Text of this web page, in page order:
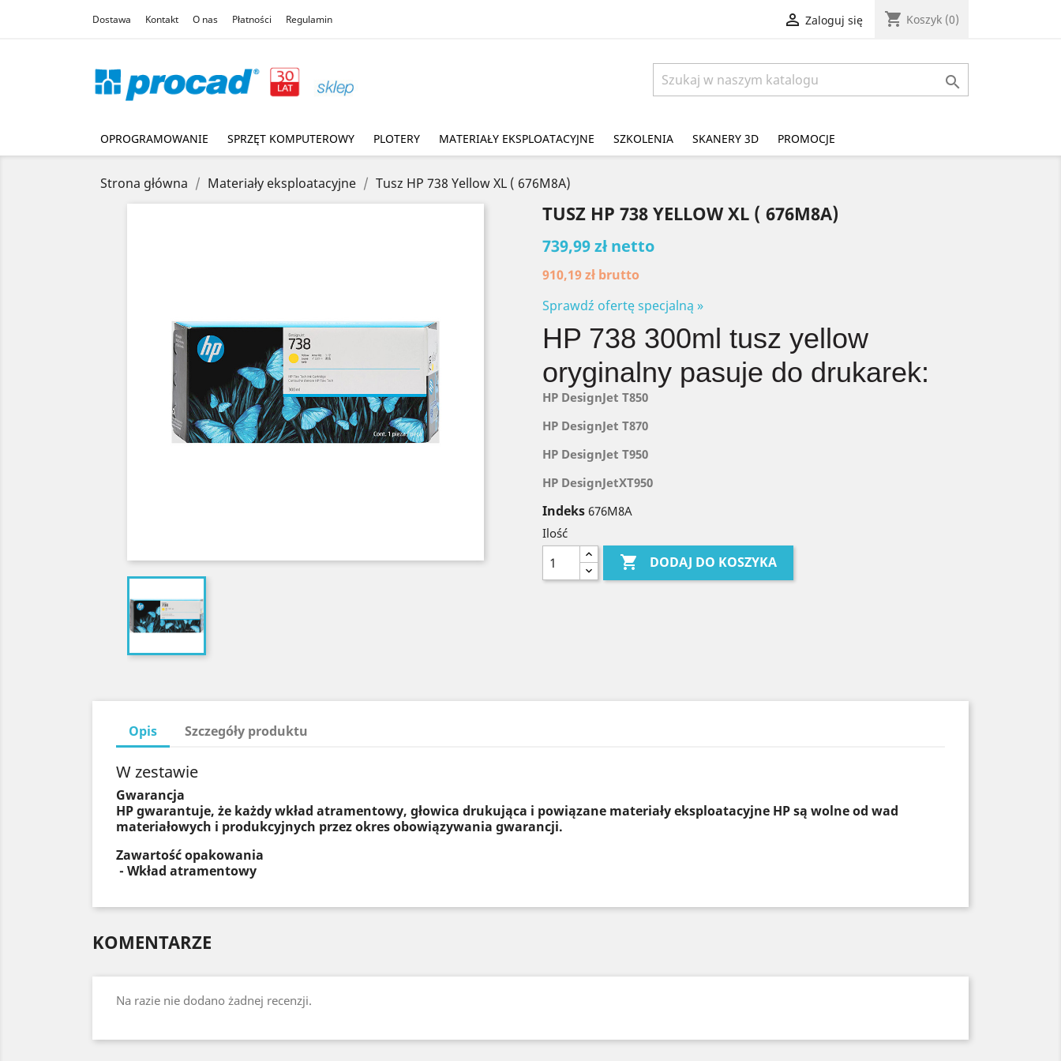
Dostawa Kontakt O nas Płatności Regulamin  Zaloguj się shopping_cart Koszyk (0)

OPROGRAMOWANIE SPRZĘT KOMPUTEROWY PLOTERY MATERIAŁY EKSPLOATACYJNE SZKOLENIA SKANERY 3D PROMOCJE
Strona główna Materiały eksploatacyjne Tusz HP 738 Yellow XL ( 676M8A)
TUSZ HP 738 YELLOW XL ( 676M8A)
739,99 zł netto
910,19 zł brutto
Sprawdź ofertę specjalną »
HP 738 300ml tusz yellow
oryginalny pasuje do drukarek:
HP DesignJet T850
HP DesignJet T870
HP DesignJet T950
HP DesignJetXT950
Indeks 676M8A
Ilość
 DODAJ DO KOSZYKA
Opis Szczegóły produktu
W zestawie
Gwarancja
HP gwarantuje, że każdy wkład atramentowy, głowica drukująca i powiązane materiały eksploatacyjne HP są wolne od wad
materiałowych i produkcyjnych przez okres obowiązywania gwarancji.
Zawartość opakowania
- Wkład atramentowy
KOMENTARZE
Na razie nie dodano żadnej recenzji.